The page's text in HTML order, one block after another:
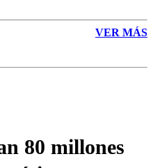
VER MÁS
80 millones